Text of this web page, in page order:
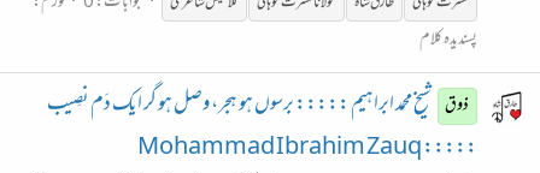
پسندیدہ کلام
ذوق شیخ محمد ابراہیم ::::: برسوں ہو ہجر، وصل ہو گر ایک دَم نصِیب
::::: Mohammad Ibrahim Zauq